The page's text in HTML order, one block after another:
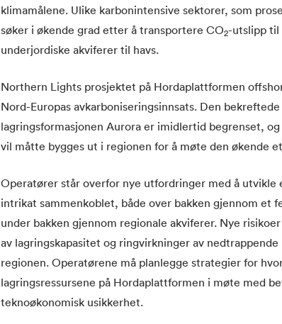
klimamålene. Ulike karbonintensive sektorer, som
søker i økende grad etter å transportere CO2-utslipp til
underjordiske akviferer til havs.
Northern Lights prosjektet på Hordaplattformen
Nord-Europas avkarboniseringsinnsats. Den
lagringsformasjonen Aurora er imidlertid begrenset,
vil måtte bygges ut i regionen for å møte den økende
Operatører står overfor nye utfordringer med å utvikle
intrikat sammenkoblet, både over bakken gjennom et
under bakken gjennom regionale akviferer. Nye
av lagringskapasitet og ringvirkninger av
regionen. Operatørene må planlegge strategier for
lagringsressursene på Hordaplattformen i møte med
teknoøkonomisk usikkerhet.